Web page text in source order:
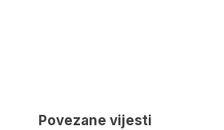
Povezane vijesti